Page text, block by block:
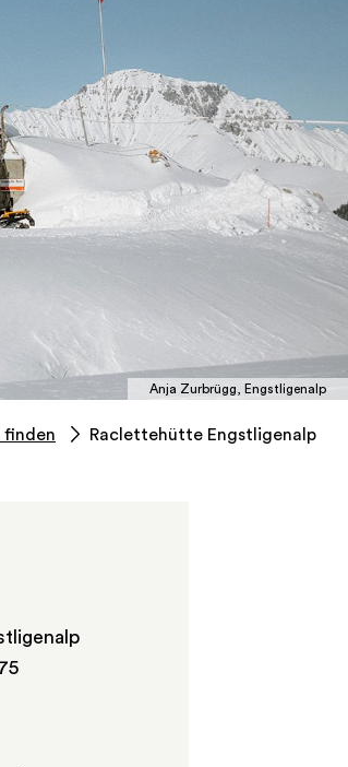
Anja Zurbrügg, Engstligenalp
finden Raclettehütte Engstligenalp